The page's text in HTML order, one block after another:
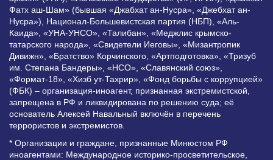
Фатх аш-Шам» (бывшая «Джабхат ан-Нусра», «Джебхат ан-
Нусра»), Национал-Большевистская партия (НБП), «Аль-
Каида», «УНА-УНСО», «Талибан», «Меджлис крымско-
татарского народа», «Свидетели Иеговы», «Мизантропик
Дивижн», «Братство» Корчинского, «Артподготовка», «Тризуб
им. Степана Бандеры», «НСО», «Славянский союз»,
«Формат-18», «Хизб ут-Тахрир», «Фонд борьбы с коррупцией»
(ФБК) – организация-иноагент, признанная экстремистской,
запрещена в РФ и ликвидирована по решению суда; её
основатель Алексей Навальный включён в перечень
террористов и экстремистов.
* Организации и граждане, признанные Минюстом РФ
иноагентами: Международное историко-просветительское,